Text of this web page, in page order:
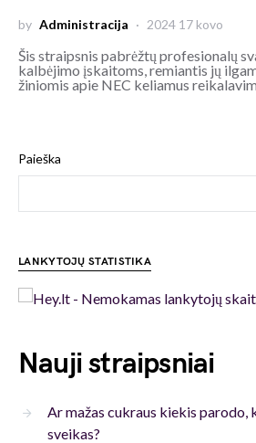
by Administracija 2024 17 kovo
Šis straipsnis pabrėžtų profesionalų
kalbėjimo įskaitoms, remiantis jų
žiniomis apie NEC keliamus
Paieška
LANKYTOJŲ STATISTIKA
Nauji straipsniai
Ar mažas cukraus kiekis parodo,
sveikas?